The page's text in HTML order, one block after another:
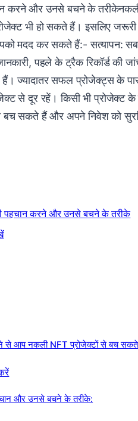
करने और उनसे बचने के
भी हो सकते हैं। इसलिए
मदद कर सकते हैं:- सत्यापन:
पहले के ट्रैक रिकॉर्ड की
ज्यादातर सफल प्रोजेक्ट्स के
से दूर रहें। किसी भी प्रोजेक्ट के
सकते हैं और अपने निवेश को
पहचान करने और उनसे बचने के तरीके
से आप नकली NFT प्रोजेक्टों से बच
और उनसे बचने के तरीके: